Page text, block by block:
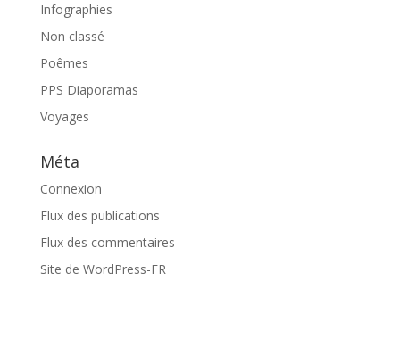
Infographies
Non classé
Poêmes
PPS Diaporamas
Voyages
Méta
Connexion
Flux des publications
Flux des commentaires
Site de WordPress-FR